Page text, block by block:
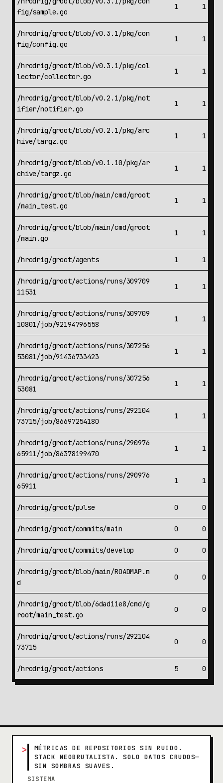
fig/sample.go
1 1
/hrodrig/groot/blob/v0.3.1/pkg/con
fig/config.go
1 1
/hrodrig/groot/blob/v0.3.1/pkg/col
lector/collector.go
1 1
/hrodrig/groot/blob/v0.2.1/pkg/not
ifier/notifier.go
1 1
/hrodrig/groot/blob/v0.2.1/pkg/arc
hive/targz.go
1 1
/hrodrig/groot/blob/v0.1.10/pkg/ar
chive/targz.go
1 1
/hrodrig/groot/blob/main/cmd/groot
/main_test.go
1 1
/hrodrig/groot/blob/main/cmd/groot
/main.go
1 1
/hrodrig/groot/agents 1 1
/hrodrig/groot/actions/runs/309709
11531
1 1
/hrodrig/groot/actions/runs/309709
10801/job/92194796558
1 1
/hrodrig/groot/actions/runs/307256
53081/job/91436733423
1 1
/hrodrig/groot/actions/runs/307256
53081
1 1
/hrodrig/groot/actions/runs/292104
73715/job/86697254180
1 1
/hrodrig/groot/actions/runs/290976
65911/job/86378199470
1 1
/hrodrig/groot/actions/runs/290976
65911
1 1
/hrodrig/groot/pulse 0 0
/hrodrig/groot/commits/main 0 0
/hrodrig/groot/commits/develop 0 0
/hrodrig/groot/blob/main/ROADMAP.m
d
0 0
/hrodrig/groot/blob/6dad11e8/cmd/g
root/main_test.go
0 0
/hrodrig/groot/actions/runs/292104
73715
0 0
/hrodrig/groot/actions 5 0
>
MÉTRICAS DE REPOSITORIOS SIN RUIDO.
STACK NEOBRUTALISTA. SOLO DATOS CRUDOS—
SIN SOMBRAS SUAVES.
SISTEMA